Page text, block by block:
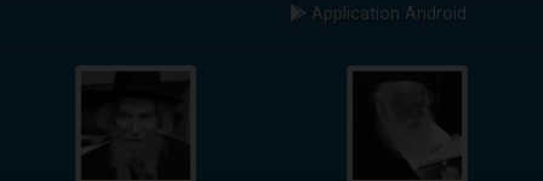
Application Android